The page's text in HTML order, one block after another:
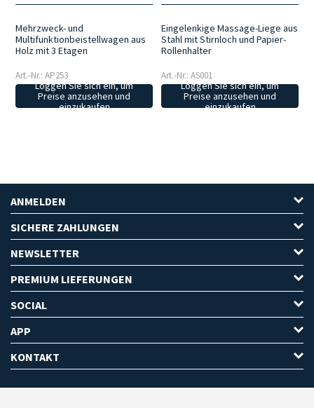
Mehrzweck- und
Multifunktionbeistellwagen aus
Holz mit 3 Etagen
Art.-Nr.: AP253
Loggen Sie sich ein, um
Preise anzusehen und
einzukaufen
Eingelenkige Massage-Liege aus
Stahl mit Stirnloch und Papier-
Rollenhalter
Art.-Nr.: AS001
Loggen Sie sich ein, um
Preise anzusehen und
einzukaufen
ANMELDEN
SICHERE ZAHLUNGEN
NEWSLETTER
PREMIUM LIEFERUNGEN
SOCIAL
APP
KONTAKT